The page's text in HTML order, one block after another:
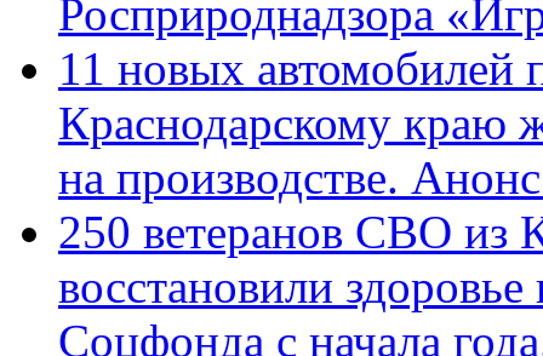
Росприроднадзора
11 новых автомобилей
Краснодарскому краю
на производстве.
250 ветеранов СВО из
восстановили
Соцфонда с начала